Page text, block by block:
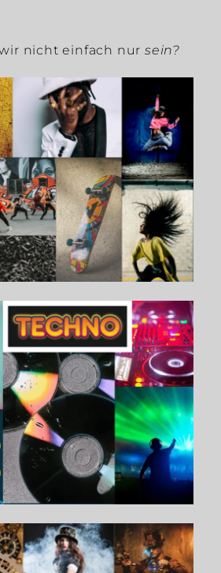
nicht einfach nur sein?